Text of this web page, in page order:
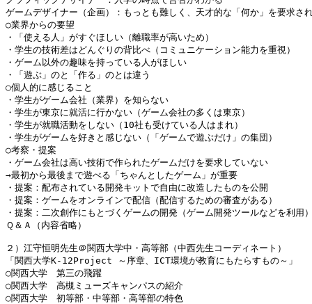
ゲームデザイナー（企画）：もっとも難しく、天才的な「何か」を要求さ
○業界からの要望
・「使える人」がすぐほしい（離職率が高いため）
・学生の技術差はどんぐりの背比べ（コミュニケーション能力を重視）
・ゲーム以外の趣味を持っている人がほしい
・「遊ぶ」のと「作る」のとは違う
○個人的に感じること
・学生がゲーム会社（業界）を知らない
・学生が東京に就活に行かない（ゲーム会社の多くは東京）
・学生が就職活動をしない（10社も受けている人はまれ）
・学生がゲームを好きと感じない（「ゲームで遊ぶだけ」の集団）
○考察・提案
・ゲーム会社は高い技術で作られたゲームだけを要求していない
→最初から最後まで遊べる「ちゃんとしたゲーム」が重要
・提案：配布されている開発キットで自由に改造したものを公開
・提案：ゲームをオンラインで配信（配信するための審査がある）
・提案：二次創作にもとづくゲームの開発（ゲーム開発ツールなどを利用
Ｑ＆Ａ（内容省略）
２）江守恒明先生＠関西大学中・高等部（中西先生コーディネート）
「関西大学K-12Project ～序章、ICT環境が教育にもたらすもの～」
○関西大学　第三の飛躍
○関西大学　高槻ミューズキャンパスの紹介
○関西大学　初等部・中等部・高等部の特色